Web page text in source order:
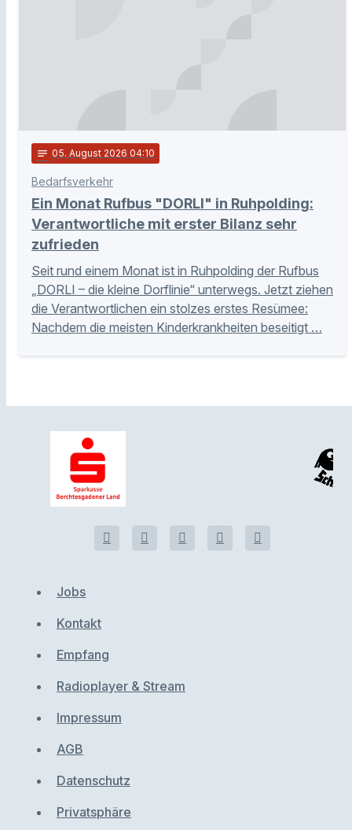
notes 05. August 2026 04:10
Bedarfsverkehr
Ein Monat Rufbus "DORLI" in Ruhpolding:
Verantwortliche mit erster Bilanz sehr
zufrieden
Seit rund einem Monat ist in Ruhpolding der Rufbus
„DORLI – die kleine Dorflinie“ unterwegs. Jetzt ziehen
die Verantwortlichen ein stolzes erstes Resümee:
Nachdem die meisten Kinderkrankheiten beseitigt …
Jobs
Kontakt
Empfang
Radioplayer & Stream
Impressum
AGB
Datenschutz
Privatsphäre